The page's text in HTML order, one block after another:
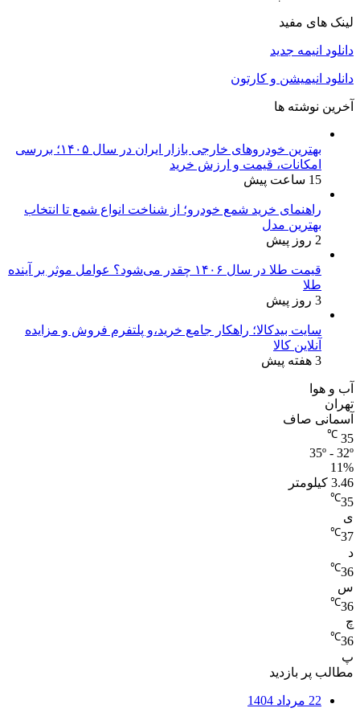
لینک های مفید
دانلود انیمه جدید
دانلود انیمیشن و کارتون
آخرین نوشته ها
بهترین خودروهای خارجی بازار ایران در سال ۱۴۰۵؛ بررسی
امکانات، قیمت و ارزش خرید
15 ساعت پیش
راهنمای خرید شمع خودرو؛ از شناخت انواع شمع تا انتخاب
بهترین مدل
2 روز پیش
قیمت طلا در سال ۱۴۰۶ چقدر می‌شود؟ عوامل موثر بر آینده
طلا
3 روز پیش
سایت بیدکالا؛ راهکار جامع خرید،و پلتفرم فروش و مزایده
آنلاین کالا
3 هفته پیش
آب و هوا
تهران
آسمانی صاف
35
℃
35º - 32º
11%
3.46 کیلومتر
35
℃
ی
37
℃
د
36
℃
س
36
℃
چ
36
℃
پ
مطالب پر بازدید
22 مرداد 1404